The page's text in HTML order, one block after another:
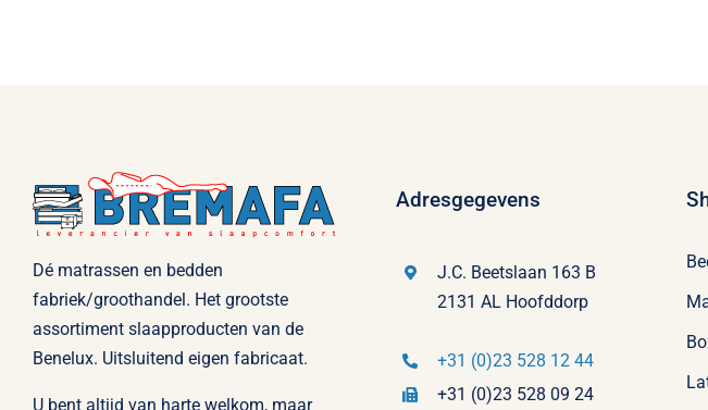
Dé matrassen en bedden
fabriek/groothandel. Het grootste
assortiment slaapproducten van de
Benelux. Uitsluitend eigen fabricaat.
U bent altijd van harte welkom, maar
Adresgegevens
J.C. Beetslaan 163 B
2131 AL Hoofddorp
+31 (0)23 528 12 44
+31 (0)23 528 09 24